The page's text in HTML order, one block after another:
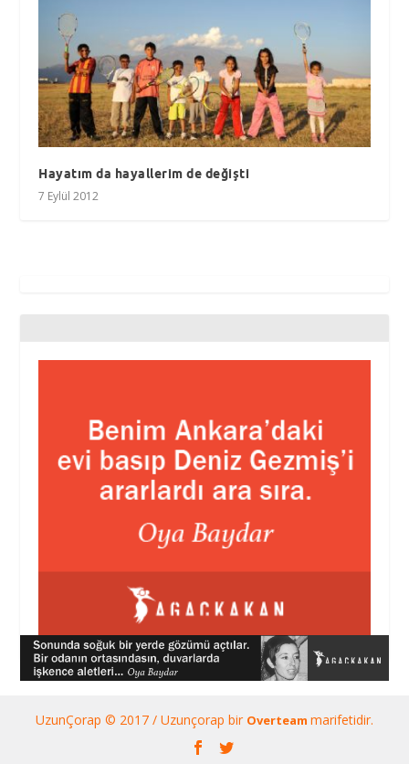
Hayatım da hayallerim de değişti
7 Eylül 2012
UzunÇorap © 2017 / Uzunçorap bir Overteam marifetidir.